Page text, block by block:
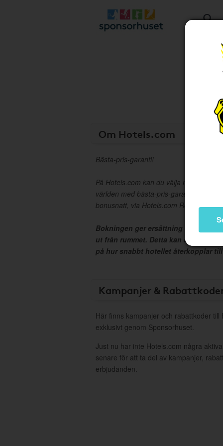
Om Hotels.com
Bästa-pris-garanti!
På Hotels.com kan du välja mellan fler
världen med bästa-pris-garanti. Samla
bonusnatt, via Hotels.com Rewards.
Bokningen ger ersättning efter det
ut från rummet. Detta kan dröja upp
på hur snabbt hotellet återkopplar
Kampanjer &
Här finns kampanjer och rabattkoder
exklusivt genom Sponsorhuset.
Just nu har inte Hotels.com några
senare för att ta del av kampanjer,
erbjudanden.